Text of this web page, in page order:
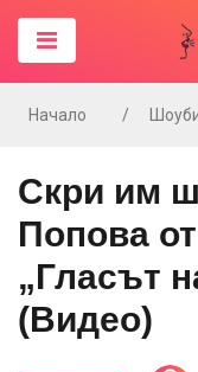
Начало
Скри им
Попова
„Гласът
(Видео)